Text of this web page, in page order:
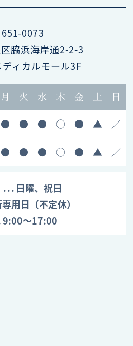
651-0073
脇浜海岸通2-2-3
ィカルモール3F
月 火 水 木 金 土 日
● ● ● ○ ● ▲ ／
● ● ● ○ ● ▲ ／
日曜、祝日
用日（不定休）
9:00～17:00